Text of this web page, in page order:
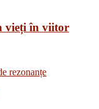
vieți în viitor